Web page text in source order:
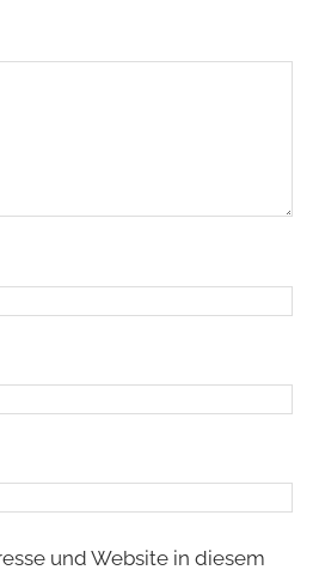
und Website in diesem